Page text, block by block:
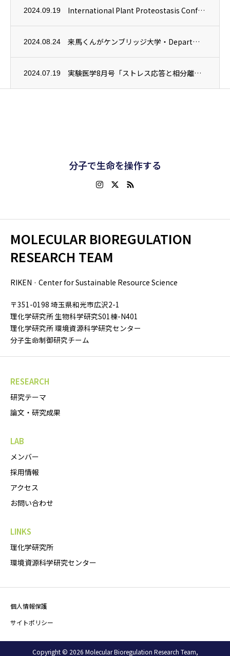
2024.09.19 International Plant Proteostasis Conference...
2024.08.24 来馬くんがケンブリッジ大学・Department of Plant ScienceのU...
2024.07.19 実験医学8月号「ストレス応答と相分離」に当チームの研究内容「葉緑体分解とミクロオートフ...
分子で生命を操作する
MOLECULAR BIOREGULATION
RESEARCH TEAM
RIKEN · Center for Sustainable Resource Science
〒351-0198 埼玉県和光市広沢2-1
理化学研究所 生物科学研究S01棟-N401
理化学研究所 環境資源科学研究センター
分子生命制御研究チーム
RESEARCH
研究テーマ
論文・研究成果
LAB
メンバー
採用情報
アクセス
お問い合わせ
LINKS
理化学研究所
環境資源科学研究センター
個人情報保護
サイトポリシー
Copyright © 2026 Molecular Bioregulation Research Team,